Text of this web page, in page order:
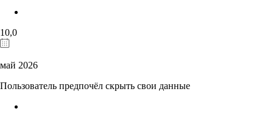
10,0
май 2026
Пользователь предпочёл скрыть свои данные